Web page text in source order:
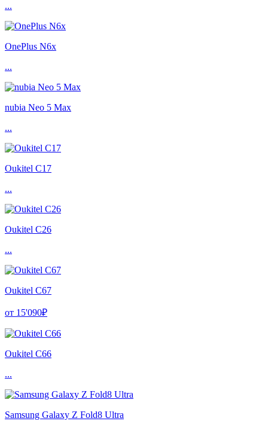
...
OnePlus N6x
...
nubia Neo 5 Max
...
Oukitel C17
...
Oukitel C26
...
Oukitel C67
от 15'090₽
Oukitel C66
...
Samsung Galaxy Z Fold8 Ultra